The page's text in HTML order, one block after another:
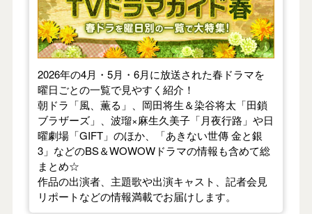
2026年の4月・5月・6月に放送された春ドラマを
曜日ごとの一覧で見やすく紹介！
朝ドラ「風、薫る」、岡田将生＆染谷将太「田鎖
ブラザーズ」、波瑠×麻生久美子「月夜行路」や日
曜劇場「GIFT」のほか、「あきない世傳 金と銀
3」などのBS＆WOWOWドラマの情報も含めて総
まとめ☆
作品の出演者、主題歌や出演キャスト、記者会見
リポートなどの情報満載でお届けします。